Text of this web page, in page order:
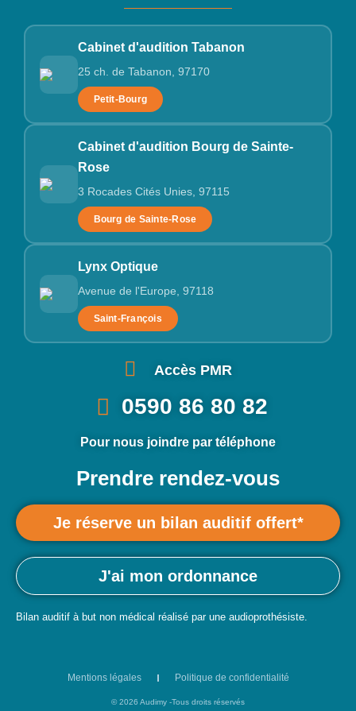
Cabinet d'audition Tabanon
25 ch. de Tabanon, 97170
Petit-Bourg
Cabinet d'audition Bourg de Sainte-
Rose
3 Rocades Cités Unies, 97115
Bourg de Sainte-Rose
Lynx Optique
Avenue de l'Europe, 97118
Saint-François
Accès PMR
0590 86 80 82
Pour nous joindre par téléphone
Prendre rendez-vous
Je réserve un bilan auditif offert*
J'ai mon ordonnance
Bilan auditif à but non médical réalisé par une audioprothésiste.
Mentions légales Politique de confidentialité
© 2026 Audimy -Tous droits réservés